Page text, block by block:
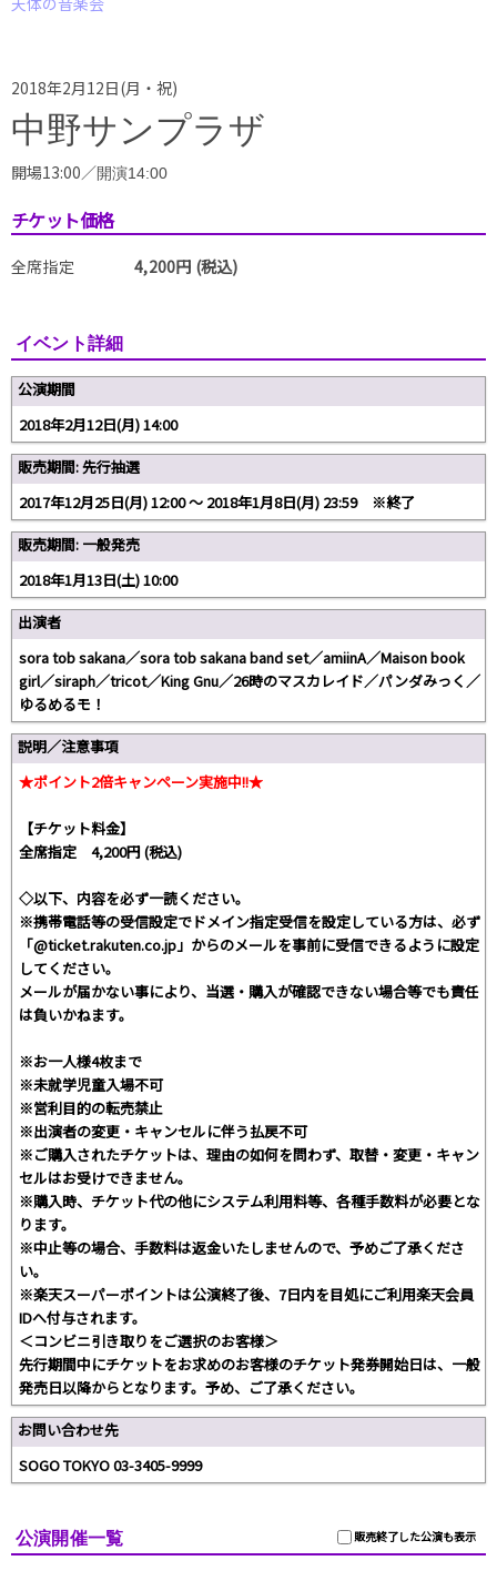
2018年2月12日(月・祝)
中野サンプラザ
開場13:00／開演14:00
チケット価格
全席指定 4,200円 (税込)
イベント詳細
公演期間
2018年2月12日(月) 14:00
販売期間: 先行抽選
2017年12月25日(月) 12:00 〜 2018年1月8日(月) 23:59 ※終了
販売期間: 一般発売
2018年1月13日(土) 10:00
出演者
sora tob sakana／sora tob sakana band set／amiinA／Maison book
girl／siraph／tricot／King Gnu／26時のマスカレイド／パンダみっく／
ゆるめるモ！
説明／注意事項
★ポイント2倍キャンペーン実施中!!★
【チケット料金】
全席指定 4,200円 (税込)
◇以下、内容を必ず一読ください。
※携帯電話等の受信設定でドメイン指定受信を設定している方は、必ず
「@ticket.rakuten.co.jp」からのメールを事前に受信できるように設定
してください。
メールが届かない事により、当選・購入が確認できない場合等でも責任
は負いかねます。
※お一人様4枚まで
※未就学児童入場不可
※営利目的の転売禁止
※出演者の変更・キャンセルに伴う払戻不可
※ご購入されたチケットは、理由の如何を問わず、取替・変更・キャン
セルはお受けできません。
※購入時、チケット代の他にシステム利用料等、各種手数料が必要とな
ります。
※中止等の場合、手数料は返金いたしませんので、予めご了承くださ
い。
※楽天スーパーポイントは公演終了後、7日内を目処にご利用楽天会員
IDへ付与されます。
＜コンビニ引き取りをご選択のお客様＞
先行期間中にチケットをお求めのお客様のチケット発券開始日は、一般
発売日以降からとなります。予め、ご了承ください。
お問い合わせ先
SOGO TOKYO 03-3405-9999
販売終了した公演も表示
公演開催一覧